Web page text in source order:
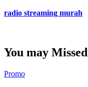
radio streaming murah
You may Missed
Promo